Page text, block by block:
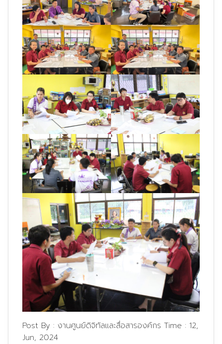
Post By : งานศูนย์ดิจิทัลและสื่อสารองค์กร Time : 12,
Jun, 2024